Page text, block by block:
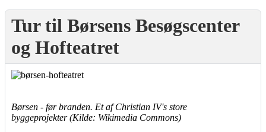
Tur til Børsens Besøgscenter
og Hofteatret
Børsen - før branden. Et af Christian IV's store
byggeprojekter(Kilde: Wikimedia Commons)